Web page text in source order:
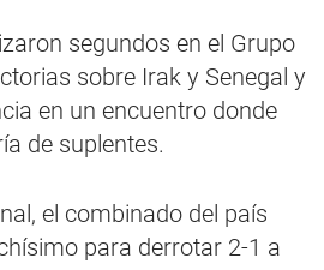
segundos en el Grupo
sobre Irak y Senegal y
en un encuentro donde
de suplentes.
el combinado del país
para derrotar 2-1 a